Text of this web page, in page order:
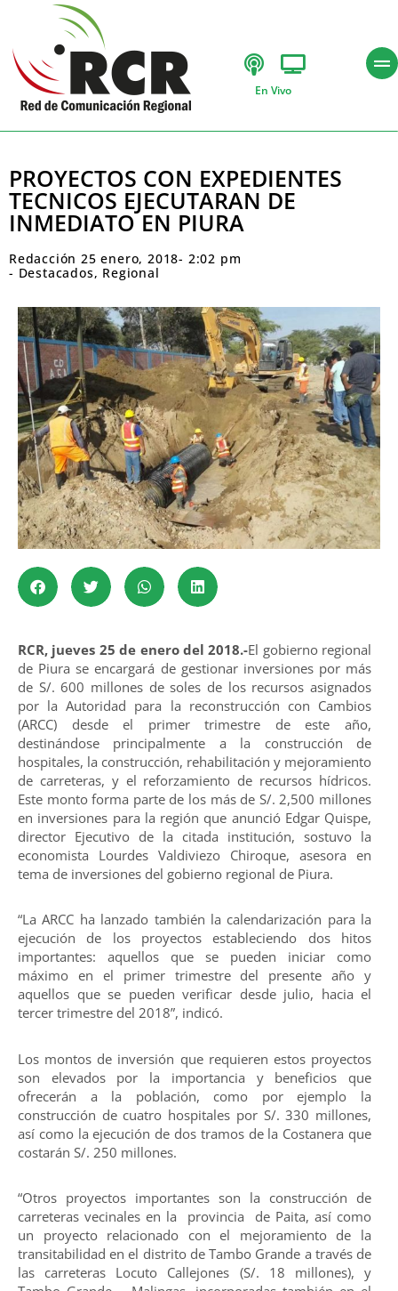
En Vivo
PROYECTOS CON EXPEDIENTES
TECNICOS EJECUTARAN DE
INMEDIATO EN PIURA
Redacción 25 enero, 2018- 2:02 pm
- Destacados, Regional
RCR, jueves 25 de enero del 2018.-El gobierno regional
de Piura se encargará de gestionar inversiones por más
de S/. 600 millones de soles de los recursos asignados
por la Autoridad para la reconstrucción con Cambios
(ARCC) desde el primer trimestre de este año,
destinándose principalmente a la construcción de
hospitales, la construcción, rehabilitación y mejoramiento
de carreteras, y el reforzamiento de recursos hídricos.
Este monto forma parte de los más de S/. 2,500 millones
en inversiones para la región que anunció Edgar Quispe,
director Ejecutivo de la citada institución, sostuvo la
economista Lourdes Valdiviezo Chiroque, asesora en
tema de inversiones del gobierno regional de Piura.
“La ARCC ha lanzado también la calendarización para la
ejecución de los proyectos estableciendo dos hitos
importantes: aquellos que se pueden iniciar como
máximo en el primer trimestre del presente año y
aquellos que se pueden verificar desde julio, hacia el
tercer trimestre del 2018”, indicó.
Los montos de inversión que requieren estos proyectos
son elevados por la importancia y beneficios que
ofrecerán a la población, como por ejemplo la
construcción de cuatro hospitales por S/. 330 millones,
así como la ejecución de dos tramos de la Costanera que
costarán S/. 250 millones.
“Otros proyectos importantes son la construcción de
carreteras vecinales en la provincia de Paita, así como
un proyecto relacionado con el mejoramiento de la
transitabilidad en el distrito de Tambo Grande a través de
las carreteras Locuto Callejones (S/. 18 millones), y